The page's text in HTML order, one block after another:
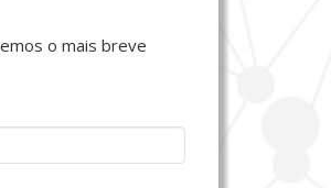
o mais breve